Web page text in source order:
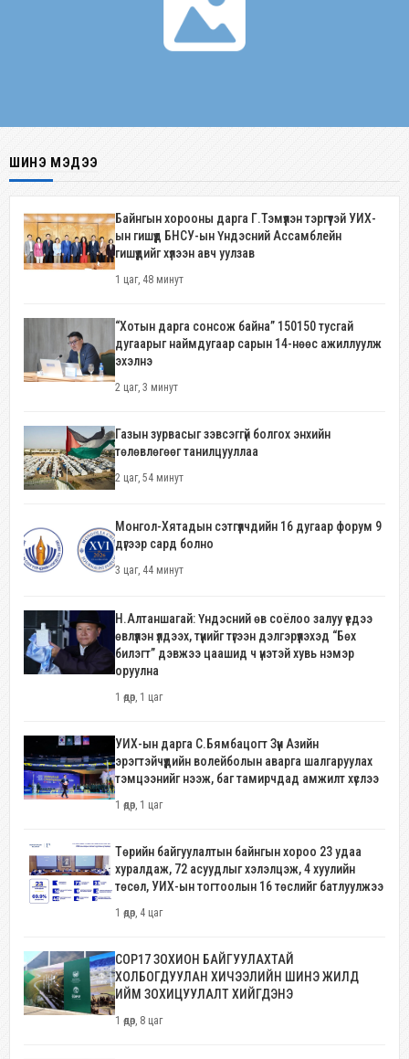
ШИНЭ МЭДЭЭ
Байнгын хорооны дарга Г.Тэмүүлэн тэргүүтэй УИХ-
ын гишүүд БНСУ-ын Үндэсний Ассамблейн
гишүүдийг хүлээн авч уулзав
1 цаг, 48 минут
“Хотын дарга сонсож байна” 150150 тусгай
дугаарыг наймдугаар сарын 14-нөөс ажиллуулж
эхэлнэ
2 цаг, 3 минут
Газын зурвасыг зэвсэггүй болгох энхийн
төлөвлөгөөг танилцууллаа
2 цаг, 54 минут
Монгол-Хятадын сэтгүүлчдийн 16 дугаар форум 9
дүгээр сард болно
3 цаг, 44 минут
Н.Алтаншагай: Үндэсний өв соёлоо залуу үедээ
өвлүүлэн үлдээх, түүнийг түгээн дэлгэрүүлэхэд “Бөх
билэгт” дэвжээ цаашид ч үнэтэй хувь нэмэр
оруулна
1 өдөр, 1 цаг
УИХ-ын дарга С.Бямбацогт Зүүн Азийн
эрэгтэйчүүдийн волейболын аварга шалгаруулах
тэмцээнийг нээж, баг тамирчдад амжилт хүслээ
1 өдөр, 1 цаг
Төрийн байгуулалтын байнгын хороо 23 удаа
хуралдаж, 72 асуудлыг хэлэлцэж, 4 хуулийн
төсөл, УИХ-ын тогтоолын 16 төслийг батлуулжээ
1 өдөр, 4 цаг
COP17 ЗОХИОН БАЙГУУЛАХТАЙ
ХОЛБОГДУУЛАН ХИЧЭЭЛИЙН ШИНЭ ЖИЛД
ИЙМ ЗОХИЦУУЛАЛТ ХИЙГДЭНЭ
1 өдөр, 8 цаг